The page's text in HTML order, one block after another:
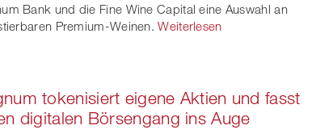
Bank und die Fine Wine Capital eine Auswahl an
Premium-Weinen. Weiterlesen
tokenisiert eigene Aktien und fasst
digitalen Börsengang ins Auge